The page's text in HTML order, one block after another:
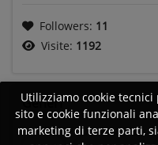
Followers: 11
Visite: 1192
Generi
Utilizziamo cookie
sito e cookie funzionali
marketing di terze parti,